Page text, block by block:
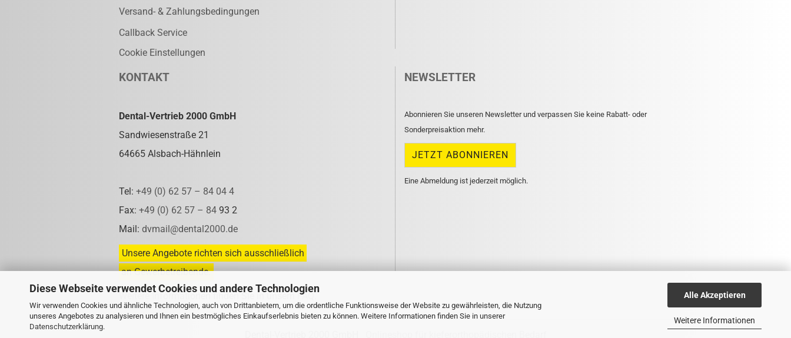
Diese Webseite verwendet Cookies und andere Technologien
Wir verwenden Cookies und ähnliche Technologien, auch von Drittanbietern, um die ordentliche Funktionsweise der Website zu gewährleisten, die Nutzung
unseres Angebotes zu analysieren und Ihnen ein bestmögliches Einkaufserlebnis bieten zu können. Weitere Informationen finden Sie in unserer
Datenschutzerklärung.
Alle Akzeptieren
Weitere Informationen
Versand- & Zahlungsbedingungen
Callback Service
Cookie Einstellungen
KONTAKT
Dental-Vertrieb 2000 GmbH
Sandwiesenstraße 21
64665 Alsbach-Hähnlein
Tel: +49 (0) 62 57 – 84 04 4
Fax: +49 (0) 62 57 – 84 93 2
Mail: dvmail@dental2000.de
Unsere Angebote richten sich ausschließlich
an Gewerbetreibende.
Weitere Informationen finden Sie in unsernFAQ.
NEWSLETTER
Abonnieren Sie unseren Newsletter und verpassen Sie keine Rabatt- oder
Sonderpreisaktion mehr.
Eine Abmeldung ist jederzeit möglich.